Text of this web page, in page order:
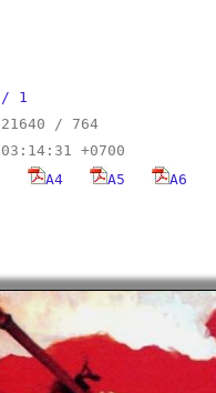
1
/ 764
+0700
A4 A5 A6